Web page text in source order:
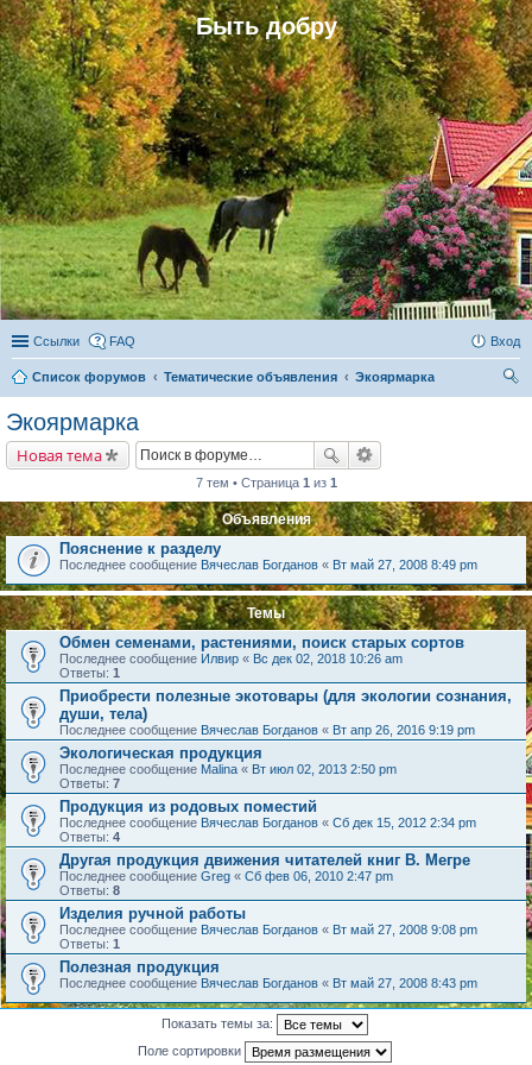
Быть добру
Ссылки FAQ Вход
Список форумов Тематические объявления
Экоярмарка
Экоярмарка
Новая тема
7 тем • Страница 1 из 1
Объявления
Пояснение к разделу
Последнее сообщение Вячеслав Богданов « Вт май 27, 2008 8:49 pm
Темы
Обмен семенами, растениями, поиск старых сортов
Последнее сообщение Илвир « Вс дек 02, 2018 10:26 am
Ответы: 1
Приобрести полезные экотовары (для экологии сознания,
души, тела)
Последнее сообщение Вячеслав Богданов « Вт апр 26, 2016 9:19 pm
Экологическая продукция
Последнее сообщение Malina « Вт июл 02, 2013 2:50 pm
Ответы: 7
Продукция из родовых поместий
Последнее сообщение Вячеслав Богданов « Сб дек 15, 2012 2:34 pm
Ответы: 4
Другая продукция движения читателей книг В. Мегре
Последнее сообщение Greg « Сб фев 06, 2010 2:47 pm
Ответы: 8
Изделия ручной работы
Последнее сообщение Вячеслав Богданов « Вт май 27, 2008 9:08 pm
Ответы: 1
Полезная продукция
Последнее сообщение Вячеслав Богданов « Вт май 27, 2008 8:43 pm
Показать темы за:
Поле сортировки